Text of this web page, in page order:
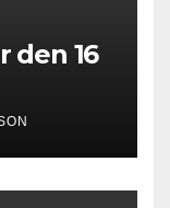
den 16